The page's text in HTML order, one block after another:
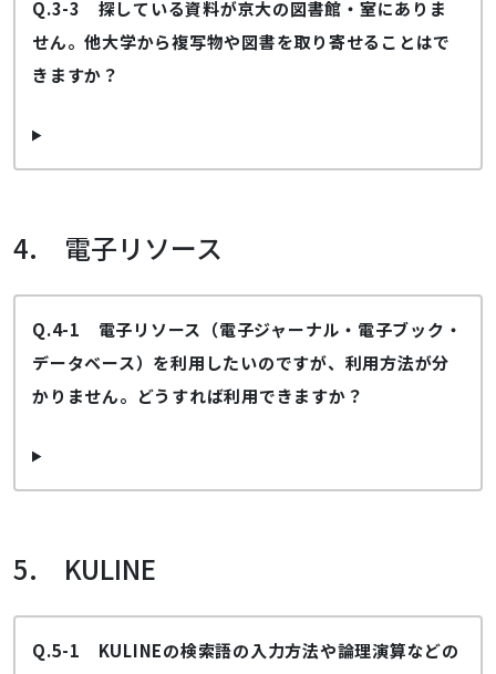
Q.3-3 探している資料が京大の図書館・室にありま
せん。他大学から複写物や図書を取り寄せることはで
きますか？
4. 電子リソース
Q.4-1 電子リソース（電子ジャーナル・電子ブック・
データベース）を利用したいのですが、利用方法が分
かりません。どうすれば利用できますか？
5. KULINE
Q.5-1 KULINEの検索語の入力方法や論理演算などの